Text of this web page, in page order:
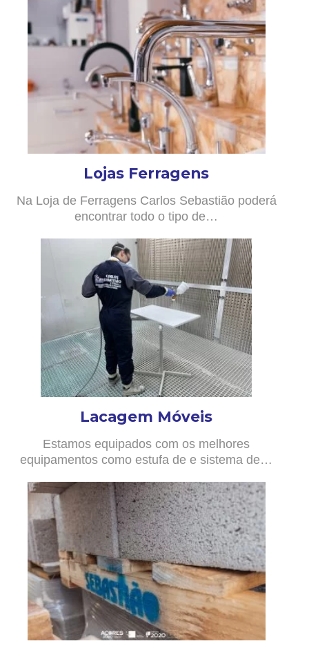
Lojas Ferragens
Na Loja de Ferragens Carlos Sebastião poderá
encontrar todo o tipo de…
Lacagem Móveis
Estamos equipados com os melhores
equipamentos como estufa de e sistema de…